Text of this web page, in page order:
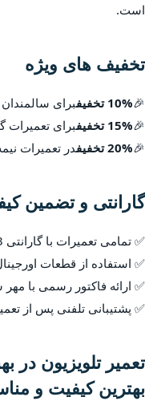
است.
تخفیف های ویژه
🎉10% تخفیف
برای سالمندان
🎉15% تخفیف
برای تعمیرات
🎉20% تخفیف در تعمیرات نیمه شب
گارانتی و تضمین
✅ تمامی تعمیرات با گارانتی 3 ماهه
✅ استفاده از قطعات
✅ ارائه فاکتور رسمی با
✅ پشتیبانی تلفنی پس از
تعمیر تلویزیون در
بهترین کیفیت و